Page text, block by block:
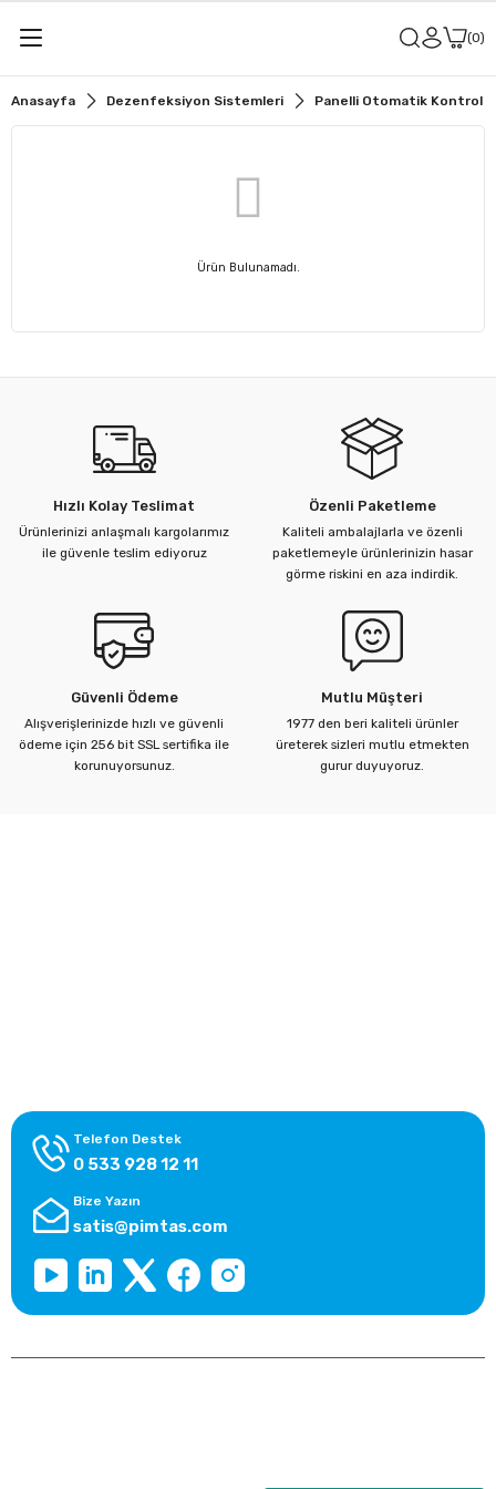
0
Anasayfa Dezenfeksiyon Sistemleri Panelli Otomatik Kontrol
Ürün Bulunamadı.
Hızlı Kolay Teslimat
Ürünlerinizi anlaşmalı kargolarımız
ile güvenle teslim ediyoruz
Özenli Paketleme
Kaliteli ambalajlarla ve özenli
paketlemeyle ürünlerinizin hasar
görme riskini en aza indirdik.
Güvenli Ödeme
Alışverişlerinizde hızlı ve güvenli
ödeme için 256 bit SSL sertifika ile
korunuyorsunuz.
Mutlu Müşteri
1977 den beri kaliteli ürünler
üreterek sizleri mutlu etmekten
gurur duyuyoruz.
Telefon Destek
0 533 928 12 11
Bize Yazın
satis@pimtas.com